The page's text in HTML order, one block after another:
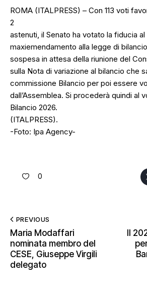
ROMA (ITALPRESS) – Con 113 voti
2
astenuti, il Senato ha votato la fiducia
maxiemendamento alla legge di
sospesa in attesa della riunione del
sulla Nota di variazione al bilancio che
commissione Bilancio per poi essere
dall’Assemblea. Si procederà quindi al
Bilancio 2026.
(ITALPRESS).
-Foto: Ipa Agency-
0
PREVIOUS
Maria Modaffari
nominata membro del
CESE, Giuseppe Virgili
delegato
Il